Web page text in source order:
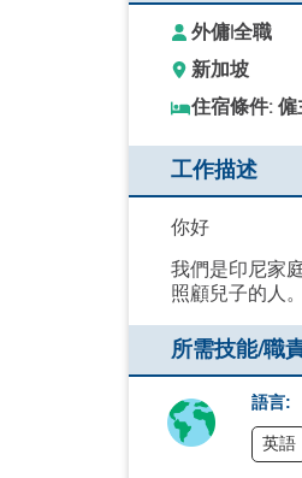
外傭|全職
新加坡
住宿條件:
工作描述
你好
我們是印尼家
照顧兒子的人。
所需技能/職
語言:
英語